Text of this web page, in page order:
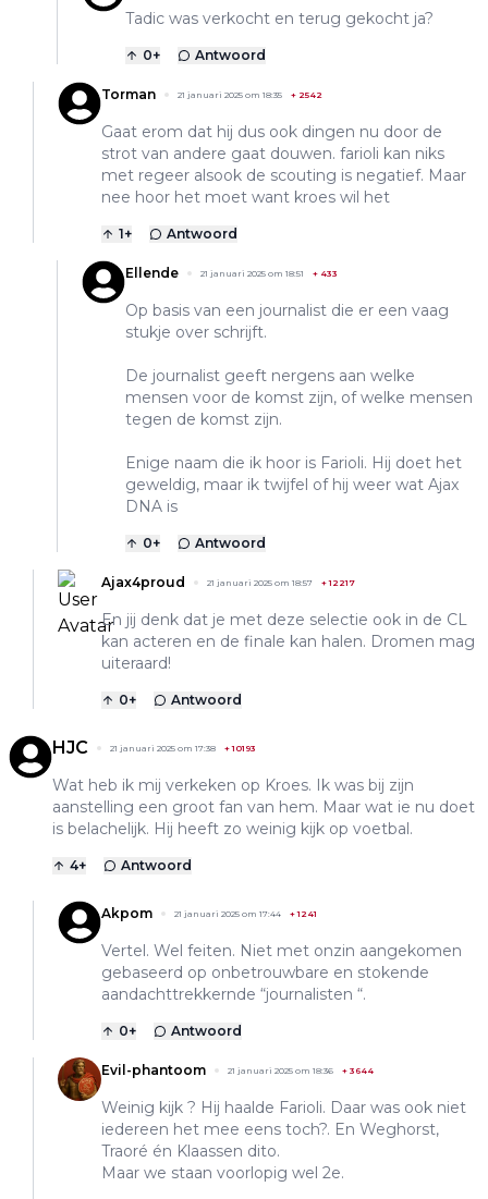
Tadic was verkocht en terug gekocht ja?
0+ Antwoord
Torman 21 januari 2025 om 18:35 + 2542
Gaat erom dat hij dus ook dingen nu door de
strot van andere gaat douwen. farioli kan niks
met regeer alsook de scouting is negatief. Maar
nee hoor het moet want kroes wil het
1+ Antwoord
Ellende 21 januari 2025 om 18:51 + 433
Op basis van een journalist die er een vaag
stukje over schrijft.
De journalist geeft nergens aan welke
mensen voor de komst zijn, of welke mensen
tegen de komst zijn.
Enige naam die ik hoor is Farioli. Hij doet het
geweldig, maar ik twijfel of hij weer wat Ajax
DNA is
0+ Antwoord
Ajax4proud 21 januari 2025 om 18:57 +12217
En jij denk dat je met deze selectie ook in de CL
kan acteren en de finale kan halen. Dromen mag
uiteraard!
0+ Antwoord
HJC 21 januari 2025 om 17:38 +10193
Wat heb ik mij verkeken op Kroes. Ik was bij zijn
aanstelling een groot fan van hem. Maar wat ie nu doet
is belachelijk. Hij heeft zo weinig kijk op voetbal.
4+ Antwoord
Akpom 21 januari 2025 om 17:44 +1241
Vertel. Wel feiten. Niet met onzin aangekomen
gebaseerd op onbetrouwbare en stokende
aandachttrekkernde “journalisten “.
0+ Antwoord
Evil-phantoom 21 januari 2025 om 18:36 + 3644
Weinig kijk ? Hij haalde Farioli. Daar was ook niet
iedereen het mee eens toch?. En Weghorst,
Traoré én Klaassen dito.
Maar we staan voorlopig wel 2e.